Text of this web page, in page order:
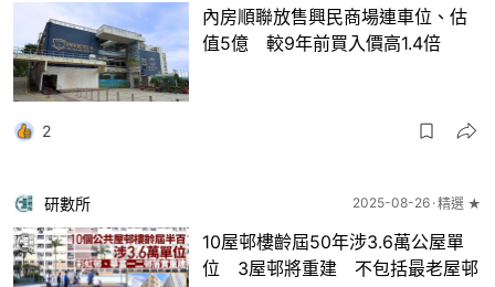
內房順聯放售興民商場連車位、估
值5億 較9年前買入價高1.4倍
2
研數所 2025-08-26 精選 ★
10屋邨樓齡屆50年涉3.6萬公屋單
位 3屋邨將重建 不包括最老屋邨